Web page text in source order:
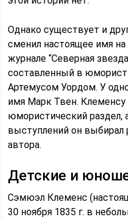
Однако существует и
сменил настоящее имя
журнале “Северная
составленный в
Артемусом Уордом. У
имя Марк Твен. Клеменсу
юмористический раздел,
выступлений он выбирал
автора.
Детские и
Сэмюэл Клеменс
30 ноября 1835 г. в